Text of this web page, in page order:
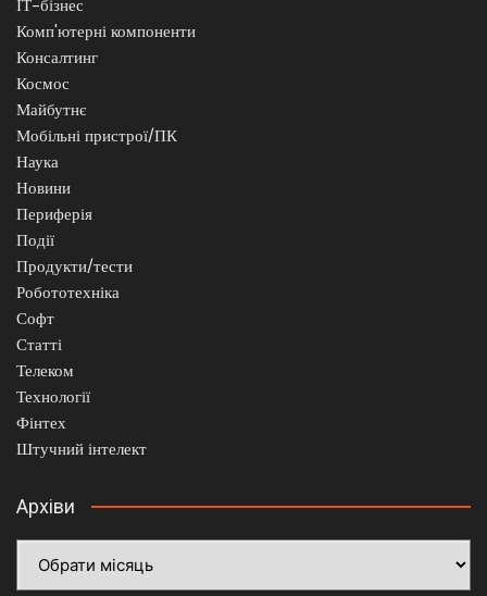
ІТ-бізнес
Комп'ютерні компоненти
Консалтинг
Космос
Майбутнє
Мобільні пристрої/ПК
Наука
Новини
Периферія
Події
Продукти/тести
Робототехніка
Софт
Статті
Телеком
Технології
Фінтех
Штучний інтелект
Архіви